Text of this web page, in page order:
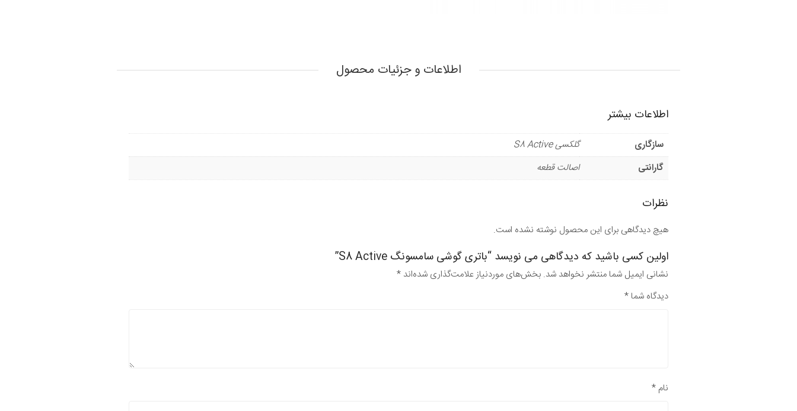
اطلاعات و جزئیات محصول
اطلاعات بیشتر
سازگاری
گلکسی S8 Active
گارانتی
اصالت قطعه
نظرات
هیچ دیدگاهی برای این محصول نوشته نشده است.
اولین کسی باشید که دیدگاهی می نویسد “باتری گوشی سامسونگ S8 Active”
نشانی ایمیل شما منتشر نخواهد شد. بخش‌های موردنیاز علامت‌گذاری شده‌اند *
دیدگاه شما*
نام *